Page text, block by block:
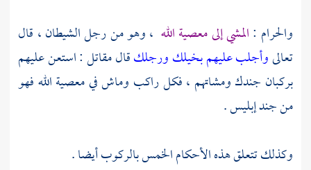
والحرام :المشي إلى معصية الله ، وهو من رجل الشيطان ، قال
تعالىوأجلب عليهم بخيلك ورجلكقالمقاتل: استعن عليهم
بركبان جندك ومشاتهم ، فكل راكب وماش في معصية الله فهو
من جند إبليس .
وكذلك تتعلق هذه الأحكام الخمس بالركوب أيضا .